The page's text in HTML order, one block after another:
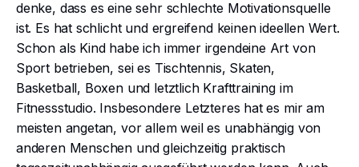
denke, dass es eine sehr schlechte Motivationsquelle
ist. Es hat schlicht und ergreifend keinen ideellen Wert.
Schon als Kind habe ich immer irgendeine Art von
Sport betrieben, sei es Tischtennis, Skaten,
Basketball, Boxen und letztlich Krafttraining im
Fitnessstudio. Insbesondere Letzteres hat es mir am
meisten angetan, vor allem weil es unabhängig von
anderen Menschen und gleichzeitig praktisch